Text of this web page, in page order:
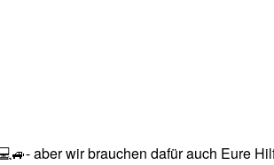
aber wir brauchen dafür auch Eure